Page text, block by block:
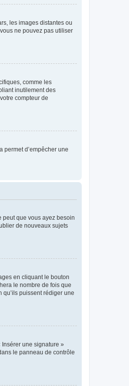
les images distantes ou
ne pouvez pas utiliser
comme les
inutilement des
compteur de
permet d’empêcher une
peut que vous ayez besoin
de nouveaux sujets
en cliquant le bouton
le nombre de fois que
qu’ils puissent rédiger une
une signature »
le panneau de contrôle